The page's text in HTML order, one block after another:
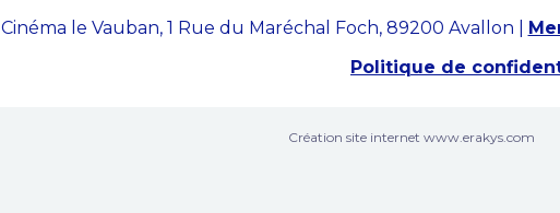
Cinéma le Vauban, 1 Rue du Maréchal Foch, 89200 Avallon |
Politique de
Création site internet www.erakys.com